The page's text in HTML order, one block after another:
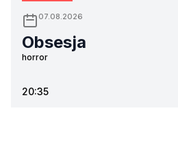
07.08.2026
Obsesja
horror
20:35